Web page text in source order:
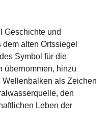
Geschichte und
alten Ortssiegel
Symbol für die
übernommen, hinzu
Wellenbalken als Zeichen
den
Leben der